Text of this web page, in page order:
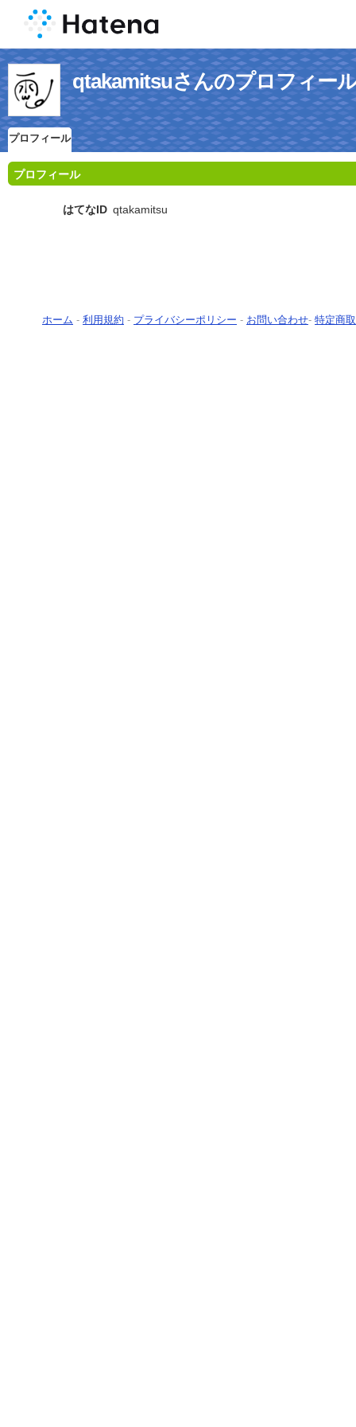
qtakamitsuさんのプロフィー
プロフィール
プロフィール
はてなID qtakamitsu
ホーム - 利用規約 - プライバシーポリシー - お問い合わせ- 特定商